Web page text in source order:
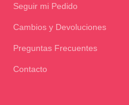
Seguir mi Pedido
Cambios y Devoluciones
Preguntas Frecuentes
Contacto